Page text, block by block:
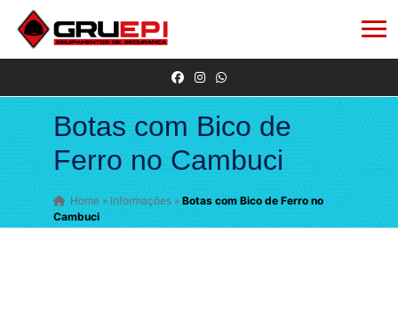
Botas com Bico de
Ferro no Cambuci
Home» Informações » Botas com Bico de Ferro no
Cambuci